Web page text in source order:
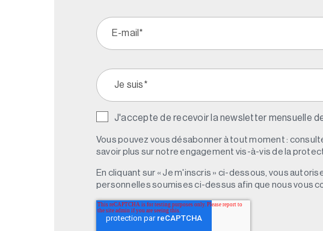
J'accepte de recevoir la newsletter mensuelle
Vous pouvez vous désabonner à tout moment :
savoir plus sur notre engagement vis-à-vis de la
En cliquant sur « Je m'inscris » ci-dessous, vous
personnelles soumises ci-dessus afin que nous vous